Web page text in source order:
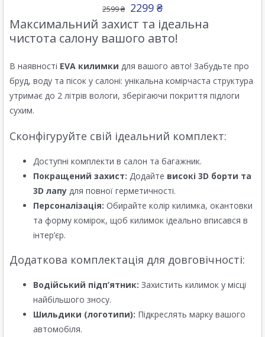
2599₴ 2299 ₴
Максимальний захист та ідеальна
чистота салону вашого авто!
В наявності EVA килимки для вашого авто! Забудьте про
бруд, воду та пісок у салоні: унікальна комірчаста структура
утримає до 2 літрів вологи, зберігаючи покриття підлоги
сухим.
Сконфігуруйте свій ідеальний комплект:
Доступні комплекти в салон та багажник.
Покращений захист: Додайте високі 3D борти та
3D лапу для повної герметичності.
Персоналізація: Обирайте колір килимка, окантовки
та форму комірок, щоб килимок ідеально вписався в
інтер’єр.
Додаткова комплектація для довговічності:
Водійський підп’ятник: Захистить килимок у місці
найбільшого зносу.
Шильдики (логотипи): Підкреслять марку вашого
автомобіля.